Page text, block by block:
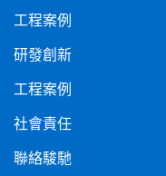
工程案例
研發創新
工程案例
社會責任
聯絡駿馳